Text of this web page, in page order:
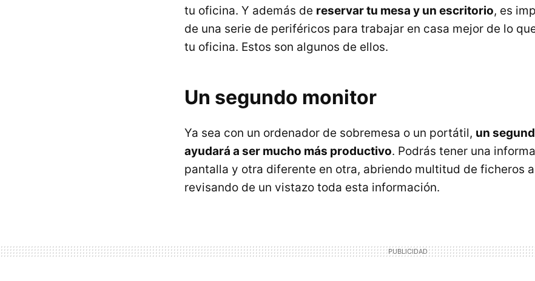
tu oficina. Y además de reservar tu mesa y un escritorio, es
de una serie de periféricos para trabajar en casa mejor de lo
tu oficina. Estos son algunos de ellos.
Un segundo monitor
Ya sea con un ordenador de sobremesa o un portátil, un
ayudará a ser mucho más productivo. Podrás tener una
pantalla y otra diferente en otra, abriendo multitud de ficheros
revisando de un vistazo toda esta información.